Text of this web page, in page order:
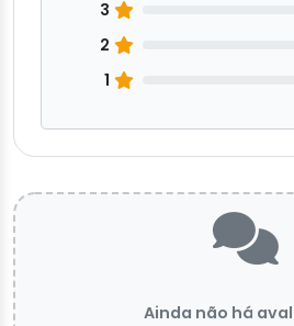
3
2
1
Ainda não há